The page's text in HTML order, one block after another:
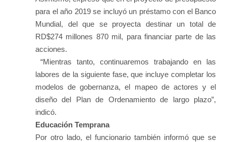
para el año 2019 se incluyó un préstamo con el Banco
Mundial, del que se proyecta destinar un total de
RD$274 millones 870 mil, para financiar parte de las
acciones.
“Mientras tanto, continuaremos trabajando en las
labores de la siguiente fase, que incluye completar los
modelos de gobernanza, el mapeo de actores y el
diseño del Plan de Ordenamiento de largo plazo”,
indicó.
Educación Temprana
Por otro lado, el funcionario también informó que se